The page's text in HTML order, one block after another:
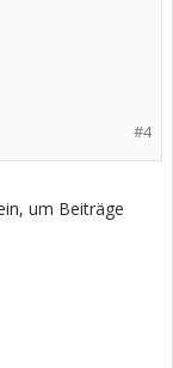
#4
um Beiträge